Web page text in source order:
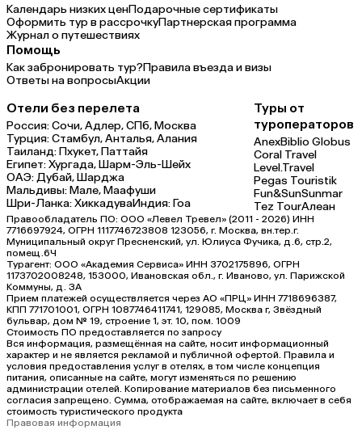
Календарь низких ценПодарочные сертификаты
Оформить тур в рассрочкуПартнерская программа
Журнал о путешествиях
Помощь
Как забронировать тур?Правила въезда и визы
Ответы на вопросыАкции
Отели без перелета
Россия:Сочи,Адлер,СПб,Москва
Турция:Стамбул,Анталья,Алания
Таиланд:Пхукет,Паттайя
Египет:Хургада,Шарм-Эль-Шейх
ОАЭ:Дубай,Шарджа
Мальдивы:Мале,Маафуши
Шри-Ланка:ХиккадуваИндия:Гоа
Туры от
туроператоров
AnexBiblio Globus
Coral Travel
Level.Travel
Pegas Touristik
Fun&SunSunmar
Tez TourАлеан
Правообладатель ПО: ООО «Левел Тревел» (2011 - 2026) ИНН
7716697924, ОГРН 1117746723808 123056, г. Москва, вн.тер.г.
Муниципальный округ Пресненский, ул. Юлиуса Фучика, д.6, стр.2,
помещ.6Ч
Турагент: ООО «Академия Сервиса» ИНН 3702175896, ОГРН
1173702008248, 153000, Ивановская обл., г. Иваново, ул. Парижской
Коммуны, д. ЗА
Прием платежей осуществляется через АО «ПРЦ» ИНН 7718696387,
КПП 771701001, ОГРН 1087746411741, 129085, Москва г, Звёздный
бульвар, дом № 19, строение 1, эт. 10, пом. 1009
Стоимость ПО предоставляется по запросу
Вся информация, размещённая на сайте, носит информационный
характер и не является рекламой и публичной офертой. Правила и
условия предоставления услуг в отелях, в том числе концепция
питания, описанные на сайте, могут изменяться по решению
администрации отелей. Копирование материалов без письменного
согласия запрещено. Сумма, отображаемая на сайте, включает в себя
стоимость туристического продукта
Правовая информация